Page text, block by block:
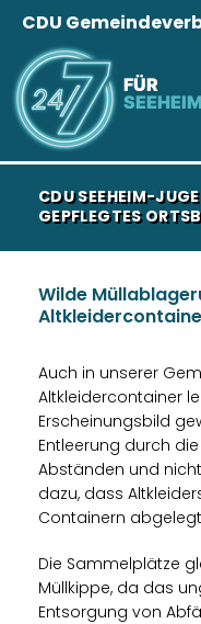
FÜR
CDU
CDU SEEHEIM-
GEPFLEGTES
Wilde
Auch in unserer
Altkleidercontainer
Erscheinungsbild
Entleerung durch
Abständen und
dazu, dass
Containern
Die Sammelplätze
Müllkippe, da das
Entsorgung von